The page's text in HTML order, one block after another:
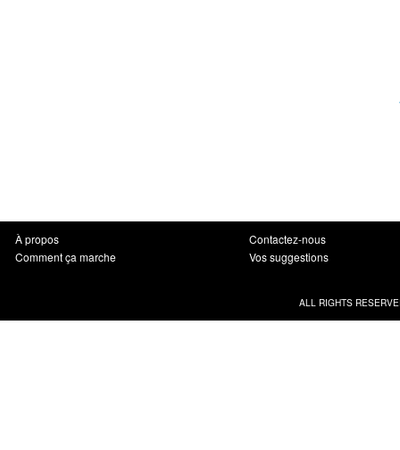
À propos
Comment ça marche
Contactez-nous
Vos suggestions
ALL RIGHTS